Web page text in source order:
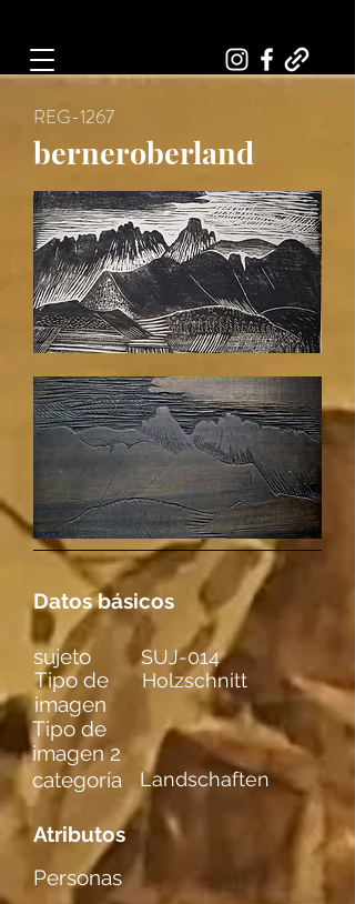
REG-1267
berneroberland
Datos básicos
Tipo de
imagen
Holzschnitt
Tipo de
imagen 2
categoría
Landschaften
Atributos
Personas
sujeto SUJ-014